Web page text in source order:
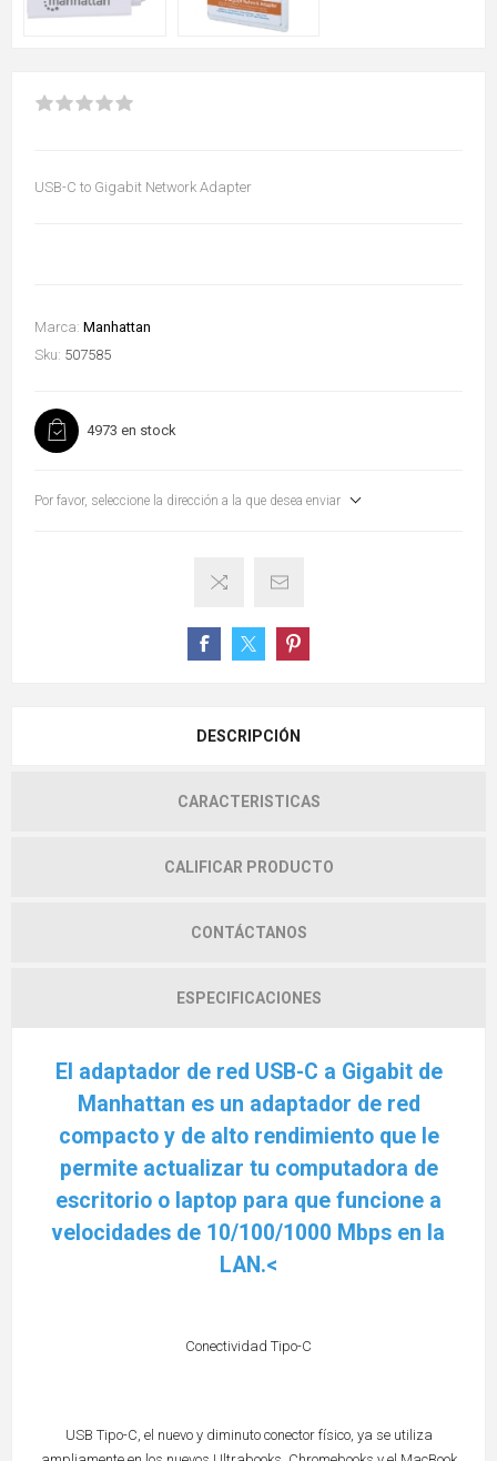
USB-C to Gigabit Network Adapter
Marca: Manhattan
Sku: 507585
4973 en stock
Por favor, seleccione la dirección a la que desea enviar
DESCRIPCIÓN
CARACTERISTICAS
CALIFICAR PRODUCTO
CONTÁCTANOS
ESPECIFICACIONES
El adaptador de red USB-C a Gigabit de
Manhattan es un adaptador de red
compacto y de alto rendimiento que le
permite actualizar tu computadora de
escritorio o laptop para que funcione a
velocidades de 10/100/1000 Mbps en la
LAN.<
Conectividad Tipo-C
USB Tipo-C, el nuevo y diminuto conector físico, ya se utiliza